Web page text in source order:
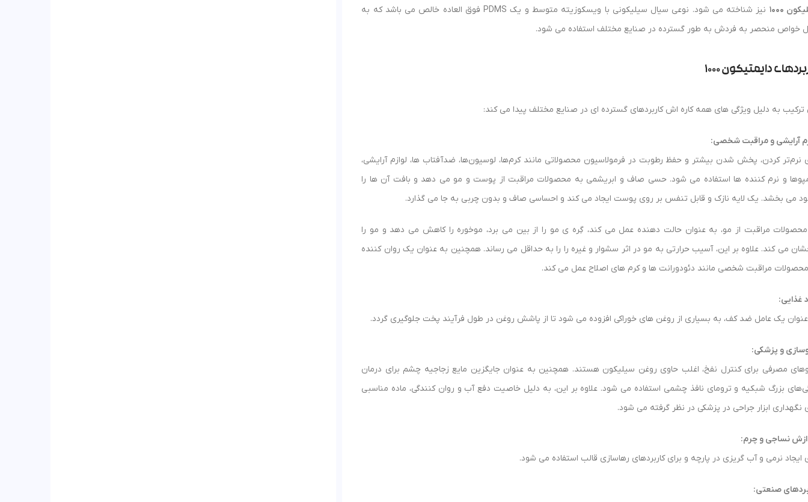
1000
نیز شناخته می شود. نوعی سیال سیلیکونی با ویسکوزیته متوسط و یک PDMS فوق العاده خالص می باشد که به
خواص منحصر به فردش به طور گسترده در صنایع مختلف استفاده می شود.
دایمتیکون 1000
ترکیب به دلیل ویژگی های همه کاره اش کاربردهای گسترده ای در صنایع مختلف پیدا می کند:
آرایشی و مراقبت شخصی:
نرم‌تر کردن، پخش شدن بیشتر و حفظ رطوبت در فرمولاسیون محصولاتی مانند کرم‌ها، لوسیون‌ها، ضدآفتاب ها، لوازم آرایشی،
و نرم کننده ها استفاده می‌ شود. حسی صاف و ابریشمی به محصولات مراقبت از پوست و مو می دهد و بافت آن ها را
می بخشد. یک لایه نازک و قابل تنفس بر روی پوست ایجاد می کند و احساسی صاف و بدون چربی به جا می گذارد.
مراقبت از مو، به عنوان حالت دهنده عمل می کند، گِره ی مو را از بین می برد، موخوره را کاهش می دهد و مو را
می کند. علاوه بر این، آسیب حرارتی به مو در اثر سشوار و غیره را را به حداقل می رساند. همچنین به عنوان یک روان کننده
مراقبت شخصی مانند دئودورانت ها و کرم های اصلاح عمل می کند.
غذایی:
یک عامل ضد کف، به بسیاری از روغن های خوراکی افزوده می شود تا از پاشش روغن در طول فرآیند پخت جلوگیری گردد.
و پزشکی:
مصرفی برای کنترل نفخ، اغلب حاوی روغن سیلیکون هستند. همچنین به‌ عنوان جایگزین مایع زجاجیه چشم برای درمان
بزرگ شبکیه و ترومای نافذ چشمی استفاده می‌ شود. علاوه بر این، به دلیل خاصیت دفع آب و روان کنندگی، ماده مناسبی
نگهداری ابزار جراحی در پزشکی در نظر گرفته می شود.
نساجی و چرم:
ایجاد نرمی و آب گریزی در پارچه و برای کاربردهای رهاسازی قالب استفاده می شود.
صنعتی: